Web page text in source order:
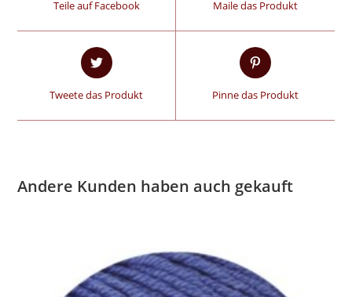
Teile auf Facebook Maile das Produkt
Tweete das Produkt Pinne das Produkt
Andere Kunden haben auch gekauft